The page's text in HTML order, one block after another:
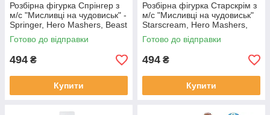
Розбірна фігурка Спрінгер з
м/с "Мисливці на чудовиськ" -
Springer, Hero Mashers, Beast
Hunters, Hasbro
Готово до відправки
494 ₴
Купити
Розбірна фігурка Старскрім з
м/с "Мисливці на чудовиськ"
Starscream, Hero Mashers,
Beast Hunters, Hasbro
Готово до відправки
494 ₴
Купити